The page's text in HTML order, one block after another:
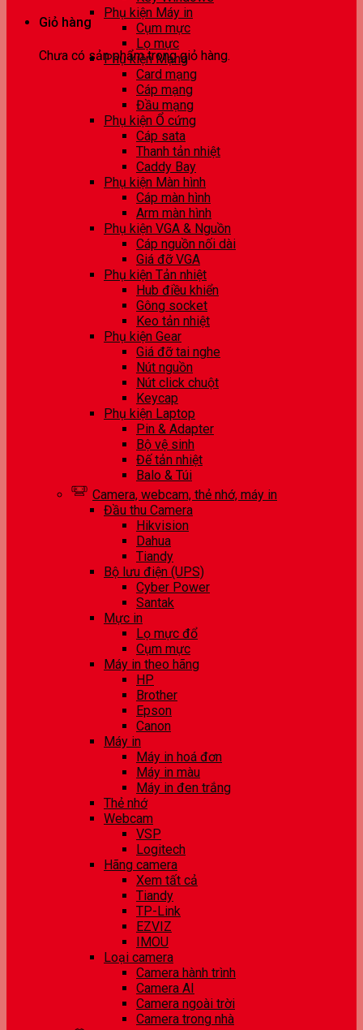
Giỏ hàng
Chưa có sản phẩm trong giỏ hàng.
Phụ kiện Máy in
Cụm mực
Lọ mực
Phụ kiện Mạng
Card mạng
Cáp mạng
Đầu mạng
Phụ kiện Ổ cứng
Cáp sata
Thanh tản nhiệt
Caddy Bay
Phụ kiện Màn hình
Cáp màn hình
Arm màn hình
Phụ kiện VGA & Nguồn
Cáp nguồn nối dài
Giá đỡ VGA
Phụ kiện Tản nhiệt
Hub điều khiển
Gông socket
Keo tản nhiệt
Phụ kiện Gear
Giá đỡ tai nghe
Nút nguồn
Nút click chuột
Keycap
Phụ kiện Laptop
Pin & Adapter
Bộ vệ sinh
Đế tản nhiệt
Balo & Túi
Camera, webcam, thẻ nhớ, máy in
Đầu thu Camera
Hikvision
Dahua
Tiandy
Bộ lưu điện (UPS)
Cyber Power
Santak
Mực in
Lọ mực đổ
Cụm mực
Máy in theo hãng
HP
Brother
Epson
Canon
Máy in
Máy in hoá đơn
Máy in màu
Máy in đen trắng
Thẻ nhớ
Webcam
VSP
Logitech
Hãng camera
Xem tất cả
Tiandy
TP-Link
EZVIZ
IMOU
Loại camera
Camera hành trình
Camera AI
Camera ngoài trời
Camera trong nhà